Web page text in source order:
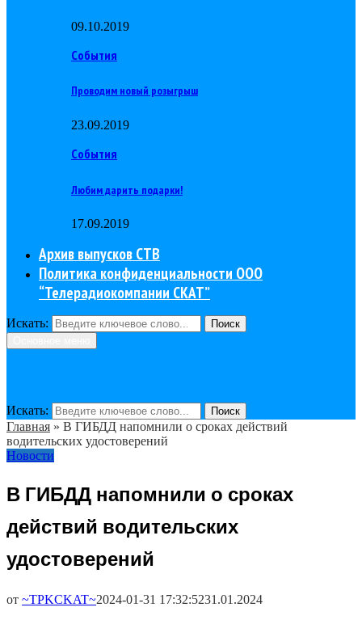
09.10.2019
События
Проводим новый розыгрыш
23.09.2019
События
Любим дарить подарки!
17.09.2019
Архив выпусков СТВ
Политика конфиденциальности ООО
“Телерадиокомпании СКАТ”
Искать:
Поиск
Искать: Поиск
Главная » В ГИБДД напомнили о сроках действий
водительских удостоверений
Новости
В ГИБДД напомнили о сроках
действий водительских
удостоверений
от ~TPKCKAT~2024-01-31 17:32:5231.01.2024